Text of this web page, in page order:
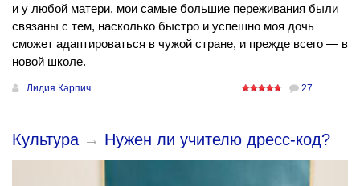
и у любой матери, мои самые большие переживания были
связаны с тем, насколько быстро и успешно моя дочь
сможет адаптироваться в чужой стране, и прежде всего — в
новой школе.
Лидия Карпич 27
Культура → Нужен ли учителю дресс-код?